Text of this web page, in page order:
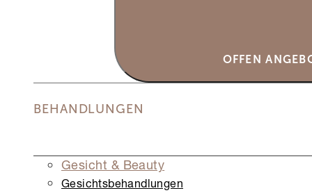
OFFEN
BEHANDLUNGEN
Gesicht & Beauty
Gesichts­behandlungen